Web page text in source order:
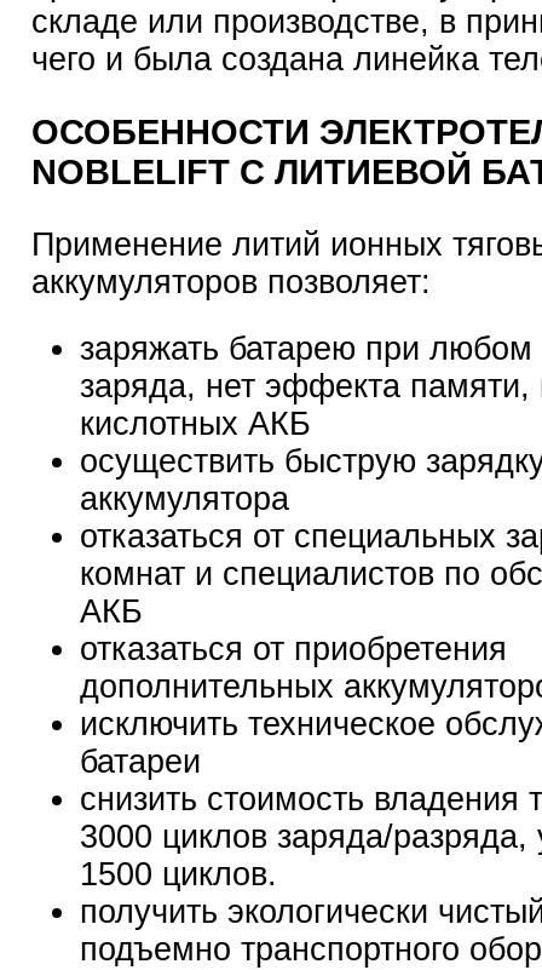
складе или производстве, в
чего и была создана линейка
ОСОБЕННОСТИ
NOBLELIFT C ЛИТИЕВОЙ
Применение литий ионных
аккумуляторов позволяет:
заряжать батарею при любом
заряда, нет эффекта памяти,
кислотных АКБ
осуществить быструю
аккумулятора
отказаться от специальных
комнат и специалистов по
АКБ
отказаться от приобретения
дополнительных
исключить техническое
батареи
снизить стоимость владения
3000 циклов заряда/разряда,
1500 циклов.
получить экологически
подъемно транспортного